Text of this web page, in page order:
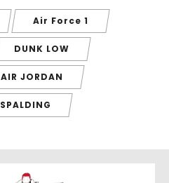
Air Force 1
DUNK LOW
AIR JORDAN
SPALDING